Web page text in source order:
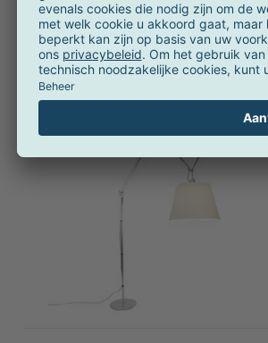
op voorraad
vanaf 467,00 € OVP549,00 €